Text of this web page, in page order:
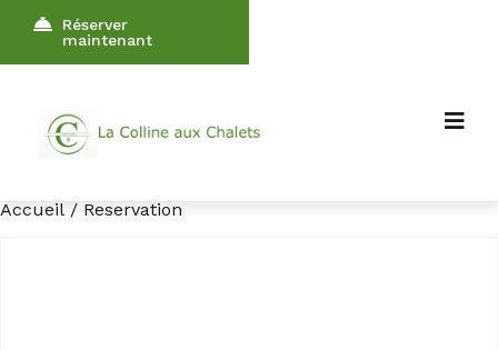
Réserver
maintenant
Accueil / Reservation